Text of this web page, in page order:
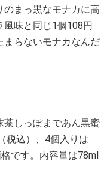
まっ黒なモナカに高
味と同じ1個108円
まらないモナカなんだ
茶しっぽまであん黒蜜
税込）、4個入りは
です。内容量は78ml